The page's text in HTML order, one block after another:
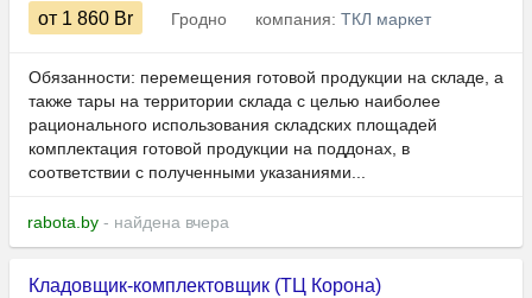
от 1 860 Br Гродно компания: ТКЛ маркет
Обязанности: перемещения готовой продукции на складе, а
также тары на территории склада с целью наиболее
рационального использования складских площадей
комплектация готовой продукции на поддонах, в
соответствии с полученными указаниями...
rabota.by - найдена вчера
Кладовщик-комплектовщик (ТЦ Корона)